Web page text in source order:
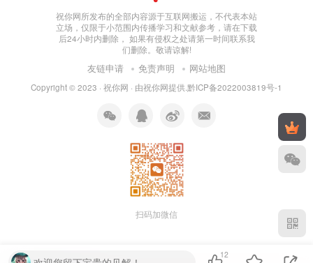
祝你网所发布的全部内容源于互联网搬运，不代表本站
立场，仅限于小范围内传播学习和文献参考，请在下载
后24小时内删除， 如果有侵权之处请第一时间联系我
们删除。敬请谅解!
友链申请 免责声明 网站地图
Copyright © 2023 · 祝你网 · 由祝你网提供.黔ICP备2022003819号-1
扫码加微信
12